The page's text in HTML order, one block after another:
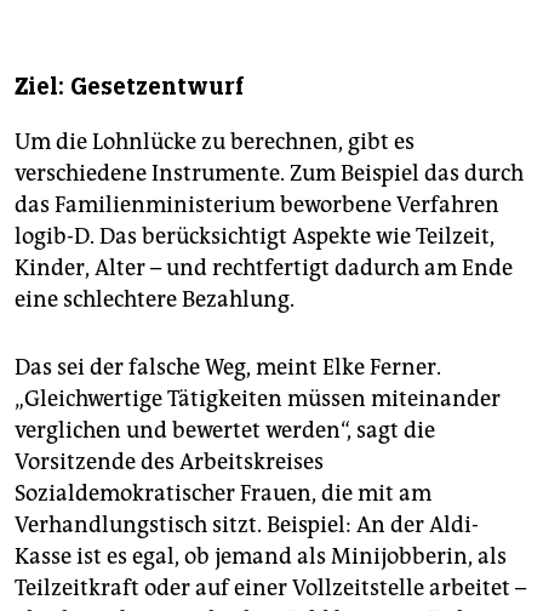
Ziel: Gesetzentwurf
Um die Lohnlücke zu berechnen, gibt es
verschiedene Instrumente. Zum Beispiel das durch
das Familienministerium beworbene Verfahren
logib-D. Das berücksichtigt Aspekte wie Teilzeit,
Kinder, Alter – und rechtfertigt dadurch am Ende
eine schlechtere Bezahlung.
Das sei der falsche Weg, meint Elke Ferner.
„Gleichwertige Tätigkeiten müssen miteinander
verglichen und bewertet werden“, sagt die
Vorsitzende des Arbeitskreises
Sozialdemokratischer Frauen, die mit am
Verhandlungstisch sitzt. Beispiel: An der Aldi-
Kasse ist es egal, ob jemand als Minijobberin, als
Teilzeitkraft oder auf einer Vollzeitstelle arbeitet –